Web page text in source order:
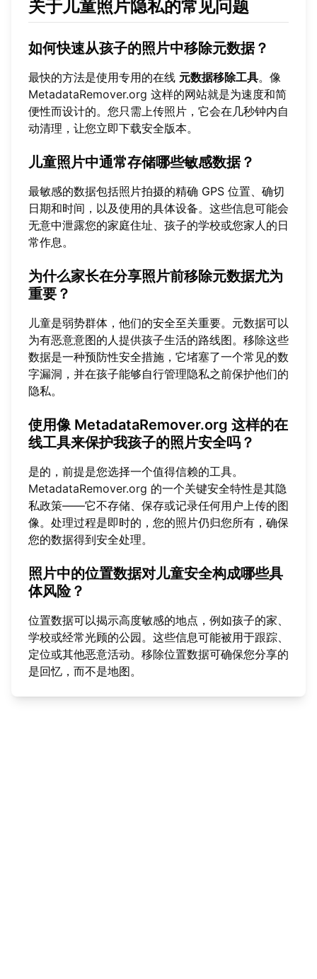
关于儿童照片隐私的常见问题
如何快速从孩子的照片中移除元数据？
最快的方法是使用专用的在线 元数据移除工具。像
MetadataRemover.org 这样的网站就是为速度和简
便性而设计的。您只需上传照片，它会在几秒钟内自
动清理，让您立即下载安全版本。
儿童照片中通常存储哪些敏感数据？
最敏感的数据包括照片拍摄的精确 GPS 位置、确切
日期和时间，以及使用的具体设备。这些信息可能会
无意中泄露您的家庭住址、孩子的学校或您家人的日
常作息。
为什么家长在分享照片前移除元数据尤为
重要？
儿童是弱势群体，他们的安全至关重要。元数据可以
为有恶意意图的人提供孩子生活的路线图。移除这些
数据是一种预防性安全措施，它堵塞了一个常见的数
字漏洞，并在孩子能够自行管理隐私之前保护他们的
隐私。
使用像 MetadataRemover.org 这样的在
线工具来保护我孩子的照片安全吗？
是的，前提是您选择一个值得信赖的工具。
MetadataRemover.org 的一个关键安全特性是其隐
私政策——它不存储、保存或记录任何用户上传的图
像。处理过程是即时的，您的照片仍归您所有，确保
您的数据得到安全处理。
照片中的位置数据对儿童安全构成哪些具
体风险？
位置数据可以揭示高度敏感的地点，例如孩子的家、
学校或经常光顾的公园。这些信息可能被用于跟踪、
定位或其他恶意活动。移除位置数据可确保您分享的
是回忆，而不是地图。